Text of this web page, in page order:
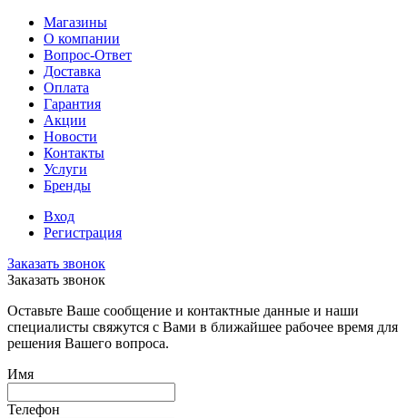
Магазины
О компании
Вопрос-Ответ
Доставка
Оплата
Гарантия
Акции
Новости
Контакты
Услуги
Бренды
Вход
Регистрация
Заказать звонок
Заказать звонок
Оставьте Ваше сообщение и контактные данные и наши
специалисты свяжутся с Вами в ближайшее рабочее время для
решения Вашего вопроса.
Имя
Телефон